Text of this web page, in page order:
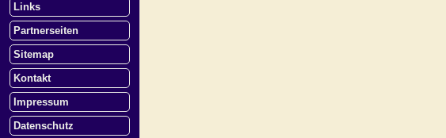
Links
Partnerseiten
Sitemap
Kontakt
Impressum
Datenschutz